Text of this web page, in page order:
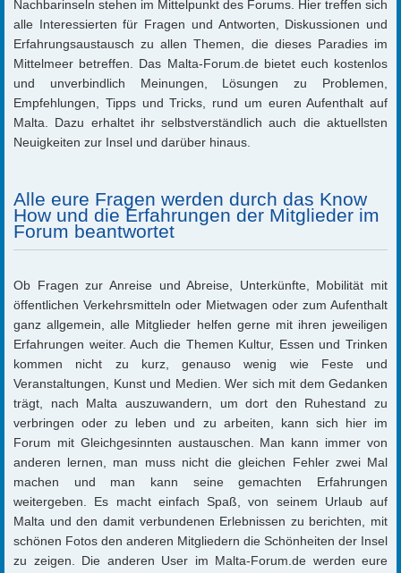
Nachbarinseln stehen im Mittelpunkt des Forums. Hier treffen sich
alle Interessierten für Fragen und Antworten, Diskussionen und
Erfahrungsaustausch zu allen Themen, die dieses Paradies im
Mittelmeer betreffen. Das Malta-Forum.de bietet euch kostenlos
und unverbindlich Meinungen, Lösungen zu Problemen,
Empfehlungen, Tipps und Tricks, rund um euren Aufenthalt auf
Malta. Dazu erhaltet ihr selbstverständlich auch die aktuellsten
Neuigkeiten zur Insel und darüber hinaus.
Alle eure Fragen werden durch das Know
How und die Erfahrungen der Mitglieder im
Forum beantwortet
Ob Fragen zur Anreise und Abreise, Unterkünfte, Mobilität mit
öffentlichen Verkehrsmitteln oder Mietwagen oder zum Aufenthalt
ganz allgemein, alle Mitglieder helfen gerne mit ihren jeweiligen
Erfahrungen weiter. Auch die Themen Kultur, Essen und Trinken
kommen nicht zu kurz, genauso wenig wie Feste und
Veranstaltungen, Kunst und Medien. Wer sich mit dem Gedanken
trägt, nach Malta auszuwandern, um dort den Ruhestand zu
verbringen oder zu leben und zu arbeiten, kann sich hier im
Forum mit Gleichgesinnten austauschen. Man kann immer von
anderen lernen, man muss nicht die gleichen Fehler zwei Mal
machen und man kann seine gemachten Erfahrungen
weitergeben. Es macht einfach Spaß, von seinem Urlaub auf
Malta und den damit verbundenen Erlebnissen zu berichten, mit
schönen Fotos den anderen Mitgliedern die Schönheiten der Insel
zu zeigen. Die anderen User im Malta-Forum.de werden eure